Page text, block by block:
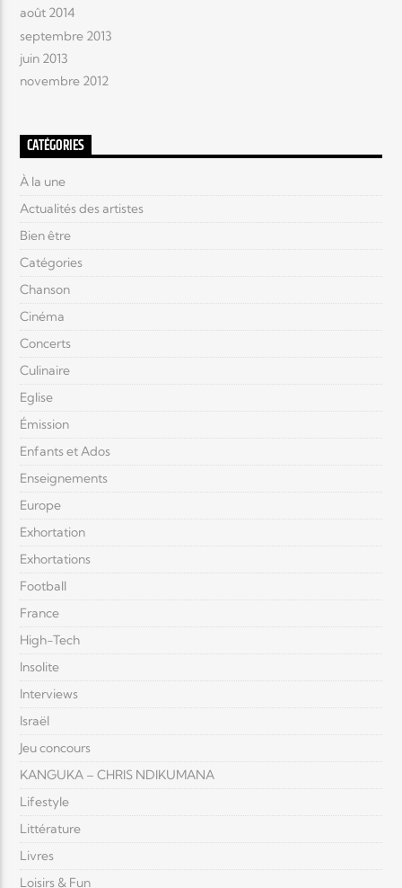
août 2014
septembre 2013
juin 2013
novembre 2012
CATÉGORIES
À la une
Actualités des artistes
Bien être
Catégories
Chanson
Cinéma
Concerts
Culinaire
Eglise
Émission
Enfants et Ados
Enseignements
Europe
Exhortation
Exhortations
Football
France
High-Tech
Insolite
Interviews
Israël
Jeu concours
KANGUKA – CHRIS NDIKUMANA
Lifestyle
Littérature
Livres
Loisirs & Fun